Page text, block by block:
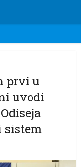
prvi u
uvodi
sistem